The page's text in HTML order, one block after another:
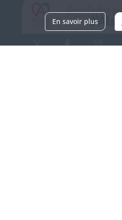
En savoir plus